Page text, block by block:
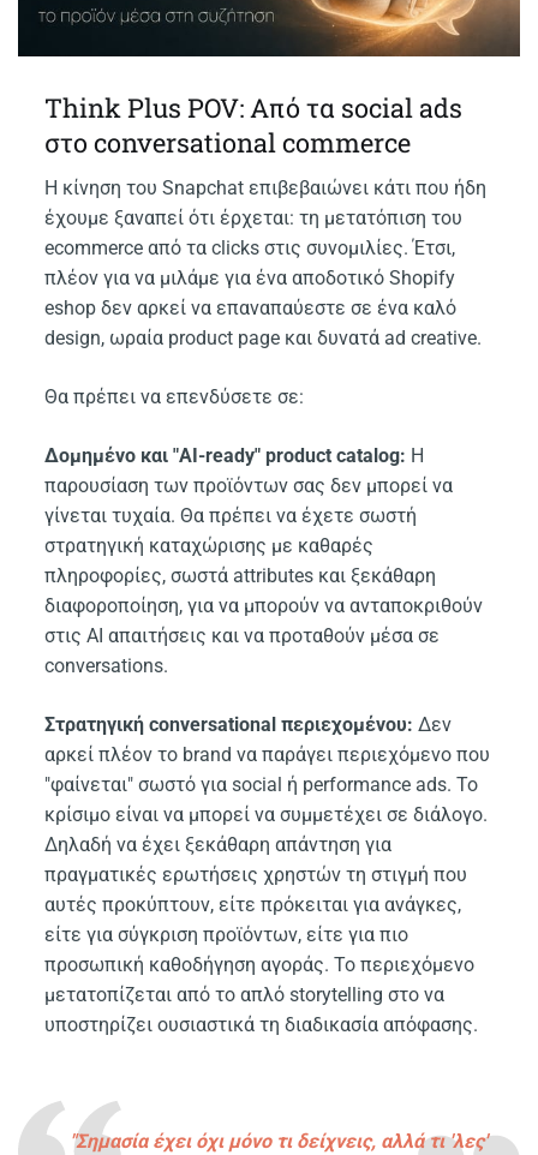
Think Plus POV: Από τα social ads
στο conversational commerce
Η κίνηση του Snapchat επιβεβαιώνει κάτι που ήδη
έχουμε ξαναπεί ότι έρχεται: τη μετατόπιση του
ecommerce από τα clicks στις συνομιλίες. Έτσι,
πλέον για να μιλάμε για ένα αποδοτικό Shopify
eshop δεν αρκεί να επαναπαύεστε σε ένα καλό
design, ωραία product page και δυνατά ad creative.
Θα πρέπει να επενδύσετε σε:
Δομημένο και "AI-ready" product catalog: Η
παρουσίαση των προϊόντων σας δεν μπορεί να
γίνεται τυχαία. Θα πρέπει να έχετε σωστή
στρατηγική καταχώρισης με καθαρές
πληροφορίες, σωστά attributes και ξεκάθαρη
διαφοροποίηση, για να μπορούν να ανταποκριθούν
στις AI απαιτήσεις και να προταθούν μέσα σε
conversations.
Στρατηγική conversational περιεχομένου: Δεν
αρκεί πλέον το brand να παράγει περιεχόμενο που
"φαίνεται" σωστό για social ή performance ads. Το
κρίσιμο είναι να μπορεί να συμμετέχει σε διάλογο.
Δηλαδή να έχει ξεκάθαρη απάντηση για
πραγματικές ερωτήσεις χρηστών τη στιγμή που
αυτές προκύπτουν, είτε πρόκειται για ανάγκες,
είτε για σύγκριση προϊόντων, είτε για πιο
προσωπική καθοδήγηση αγοράς. Το περιεχόμενο
μετατοπίζεται από το απλό storytelling στο να
υποστηρίζει ουσιαστικά τη διαδικασία απόφασης.
"Σημασία έχει όχι μόνο τι δείχνεις, αλλά τι 'λες'